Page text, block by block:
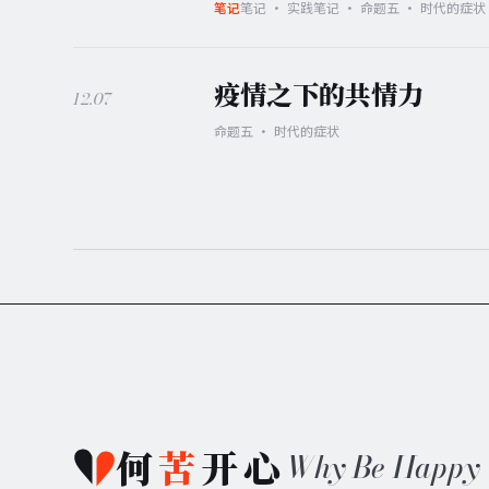
笔记笔记 · 实践笔记 · 命题五 · 时代的症状
12.07 疫情之下的共情力
命题五 · 时代的症状
何苦开心 Why Be Happy